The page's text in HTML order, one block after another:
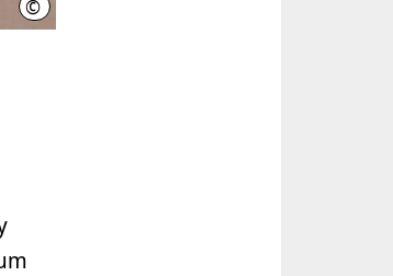
© Blantyre City Council